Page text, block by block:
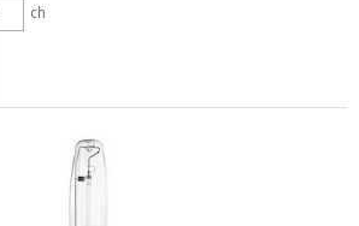
ch